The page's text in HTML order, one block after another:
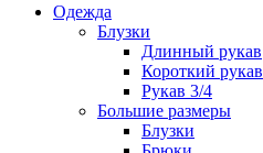
Одежда
Блузки
Длинный рукав
Короткий рукав
Рукав 3/4
Большие размеры
Блузки